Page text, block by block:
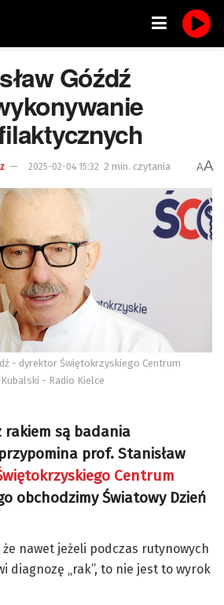
Góźdź
2025-02-04 15:32 2 min. czytania AA
- dyrektor Świętokrzyskiego Centrum
- Radio Kielce
rakiem są badania
prof. Stanisław
Centrum
obchodzimy Światowy Dzień
nawet jeżeli podczas rutynowych
diagnozę „rak”, to nie jest to wyrok